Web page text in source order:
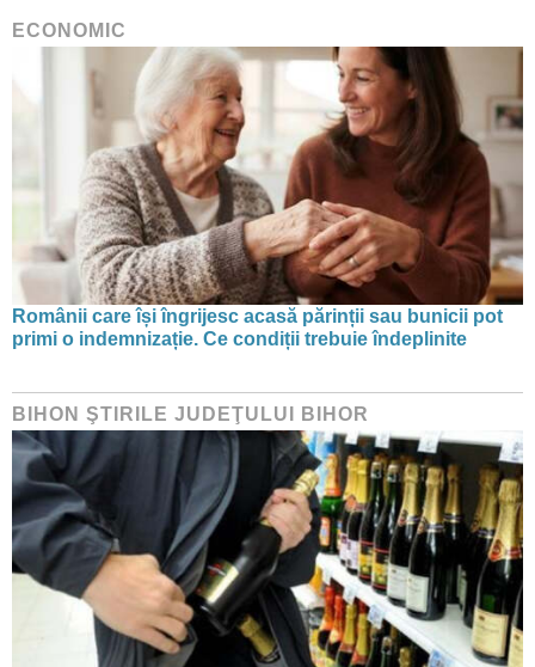
ECONOMIC
Românii care își îngrijesc acasă părinții sau bunicii pot
primi o indemnizație. Ce condiții trebuie îndeplinite
BIHON ŞTIRILE JUDEŢULUI BIHOR